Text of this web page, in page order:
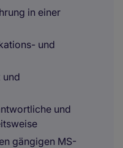
in einer
und
und
und
gängigen MS-